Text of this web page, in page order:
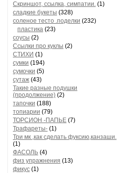
Скриншот, ссылка, симпатии. (1)
сладкие букеты (328)
соленое тесто .поделки (232)
пластика (23)
соусы (2)
Ссылки про куклы (2)
СТИХИ (1)
сумки (194)
сумочки (5)
сутаж (43)
Такие разные подушки
(продолжение) (2)
тапочки (188)
топиарии (79)
ТОРСИОН -ПАПЬЕ (7)
Трафареты- (1)
Три мк ,как сделать фуксию,канзаши.
(1)
ФАСОЛЬ (4)
физ упражнения (13)
фикус (1)